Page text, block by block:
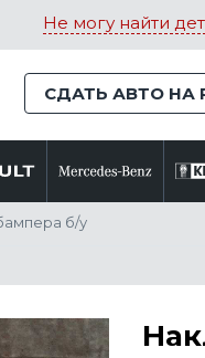
Не могу найти
СДАТЬ АВТО НА
б/у